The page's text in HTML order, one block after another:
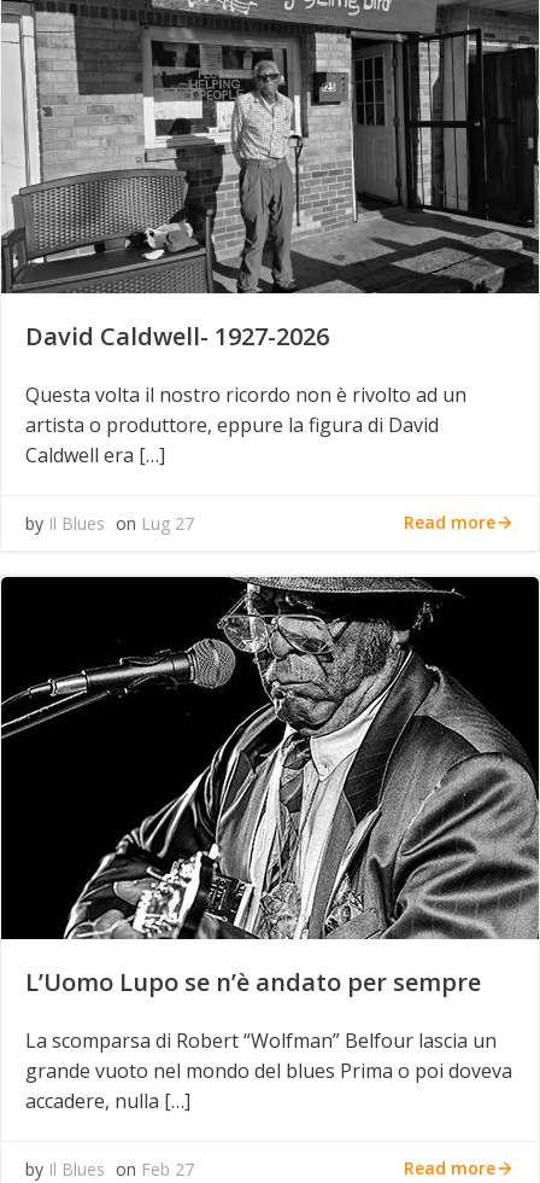
David Caldwell- 1927-2026
Questa volta il nostro ricordo non è rivolto ad un
artista o produttore, eppure la figura di David
Caldwell era […]
by Il Blues on Lug 27 Read more
L’Uomo Lupo se n’è andato per sempre
La scomparsa di Robert “Wolfman” Belfour lascia un
grande vuoto nel mondo del blues Prima o poi doveva
accadere, nulla […]
by Il Blues on Feb 27 Read more